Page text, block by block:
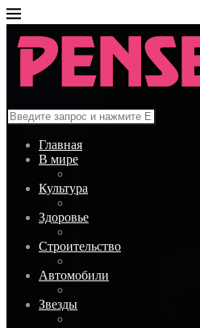
Главная
В мире
Культура
Здоровье
Строительство
Автомобили
Звезды